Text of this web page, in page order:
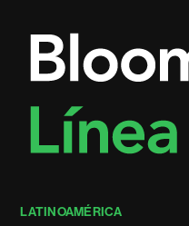
LATINOAMÉRICA